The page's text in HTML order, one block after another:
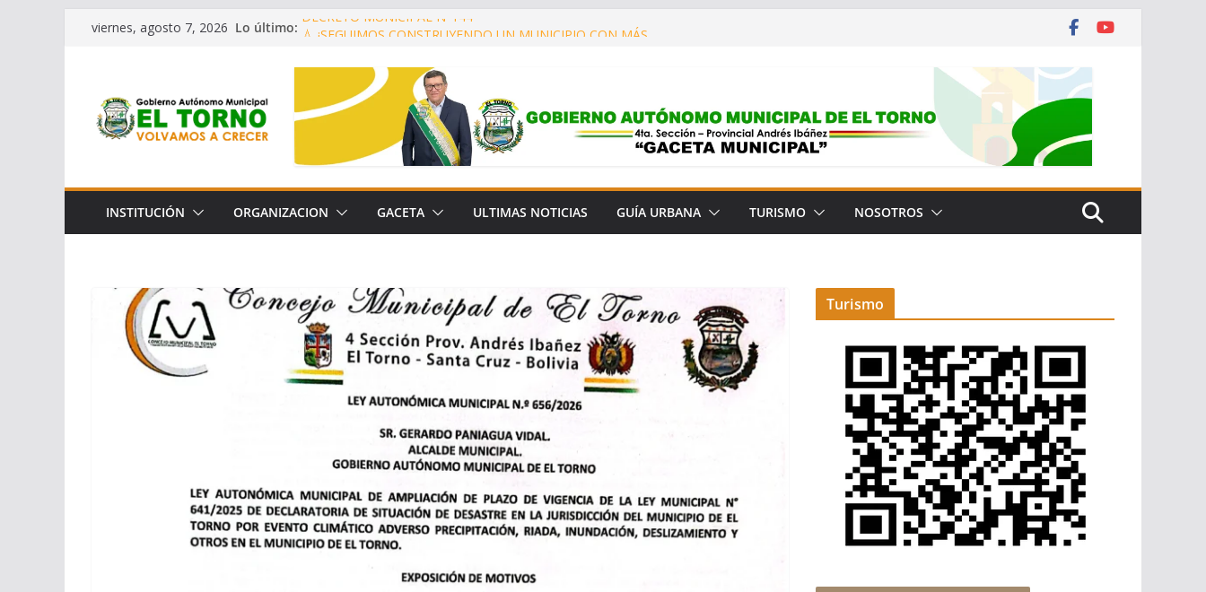
Saltarviernes, agosto 7, 2026 Lo último: DECRETO MUNICIPAL N°144
CONVENIO DE COOPERACIÓN CON LA FUNDACIÓN PARA
LA CONSERVACIÓN DEL BOSQUE CHIQUITANO (FCBC)
LEY AUTONÓMICA MUNICIPAL N° 657/2026
DECRETO MUNICIPAL N° 145
INSTITUCIÓN ORGANIZACION GACETA ULTIMAS NOTICIAS GUÍA URBANA TURISMO NOSOTROS
Turismo